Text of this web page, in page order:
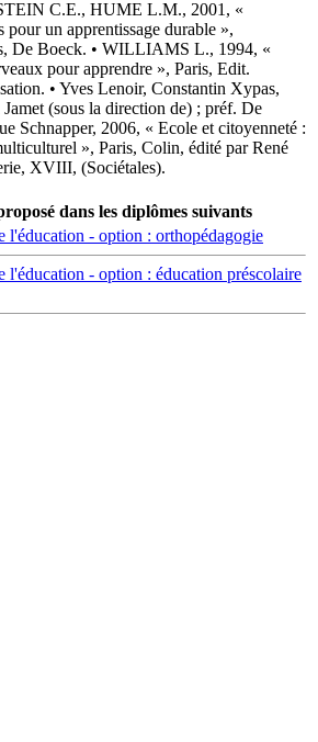
dans les diplômes suivants
l'éducation - option : orthopédagogie
l'éducation - option : éducation préscolaire